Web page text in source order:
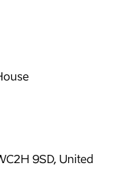
9SD, United